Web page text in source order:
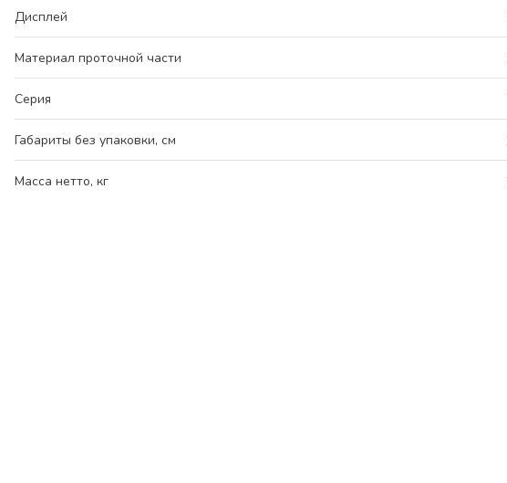
Дисплей
Материал проточной части
Серия
Габариты без упаковки, см
Масса нетто, кг